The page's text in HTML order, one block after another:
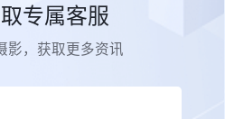
专属客服
影，获取更多资讯